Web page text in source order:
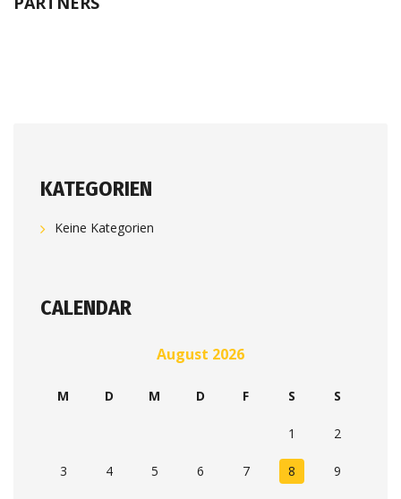
KATEGORIEN
Keine Kategorien
CALENDAR
August 2026
M D M D F S S
1 2
3 4 5 6 7 8 9